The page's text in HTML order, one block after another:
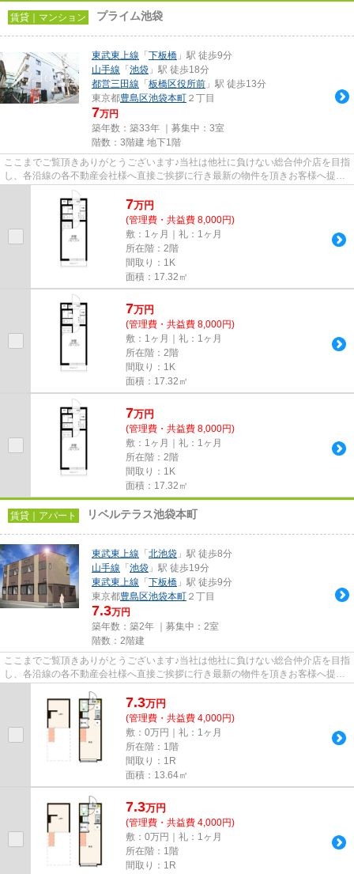
賃貸｜マンション プライム池袋
東武東上線 「 下板橋 」駅 徒歩9分
山手線 「 池袋 」駅 徒歩18分
都営三田線 「 板橋区役所前 」駅 徒歩13分
東京都豊島区池袋本町 ２丁目
7万円
築年数：築33年 ｜募集中： 3室
階数：3階建 地下1階
ここまでご覧頂きありがとうございます♪当社は他社に負けない総合仲介店を目指
し、各沿線の各不動産会社様へ直接ご挨拶に行き最新の物件を頂きお客様へ提供
しております！最新の情報は...
7万円
(管理費・共益費 8,000円)
敷：1ヶ月｜礼：1ヶ月
所在階：2階
間取り：1K
面積：17.32㎡
7万円
(管理費・共益費 8,000円)
敷：1ヶ月｜礼：1ヶ月
所在階：2階
間取り：1K
面積：17.32㎡
7万円
(管理費・共益費 8,000円)
敷：1ヶ月｜礼：1ヶ月
所在階：2階
間取り：1K
面積：17.32㎡
賃貸｜アパート リベルテラス池袋本町
東武東上線 「 北池袋 」駅 徒歩8分
山手線 「 池袋 」駅 徒歩19分
東武東上線 「 下板橋 」駅 徒歩9分
東京都豊島区池袋本町 ２丁目
7.3万円
築年数：築2年 ｜募集中： 2室
階数：2階建
ここまでご覧頂きありがとうございます♪当社は他社に負けない総合仲介店を目指
し、各沿線の各不動産会社様へ直接ご挨拶に行き最新の物件を頂きお客様へ提供
7.3万円
(管理費・共益費 4,000円)
敷：0万円｜礼：1ヶ月
所在階：1階
間取り：1R
面積：13.64㎡
7.3万円
(管理費・共益費 4,000円)
敷：0万円｜礼：1ヶ月
所在階：1階
間取り：1R